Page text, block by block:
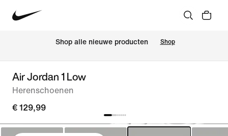
Shop alle nieuwe producten Shop
Air Jordan 1 Low
Herenschoenen
€ 129,99